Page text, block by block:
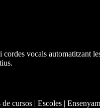
cordes vocals automatitzant
cursos | Escoles |